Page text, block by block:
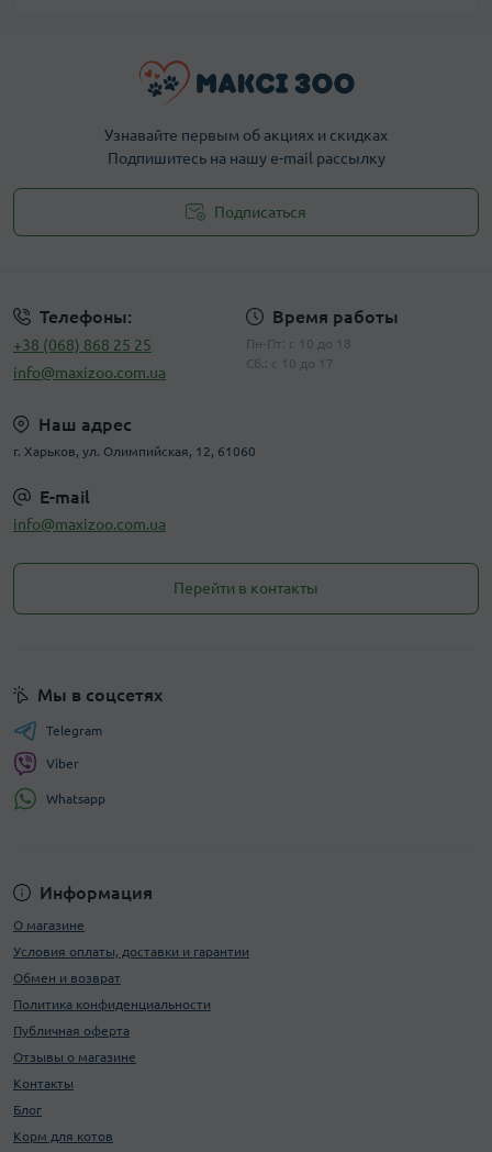
Узнавайте первым об акциях и скидках
Подпишитесь на нашу e-mail рассылку
Подписаться
Телефоны:
+38 (068) 868 25 25
info@maxizoo.com.ua
Время работы
Пн-Пт: с 10 до 18
Сб.: с 10 до 17
Наш адрес
г. Харьков, ул. Олимпийская, 12, 61060
E-mail
info@maxizoo.com.ua
Перейти в контакты
Информация
О магазине
Условия оплаты, доставки и гарантии
Обмен и возврат
Политика конфиденциальности
Публичная оферта
Отзывы о магазине
Контакты
Блог
Корм для котов
Мы в соцсетях
Telegram
Viber
Whatsapp